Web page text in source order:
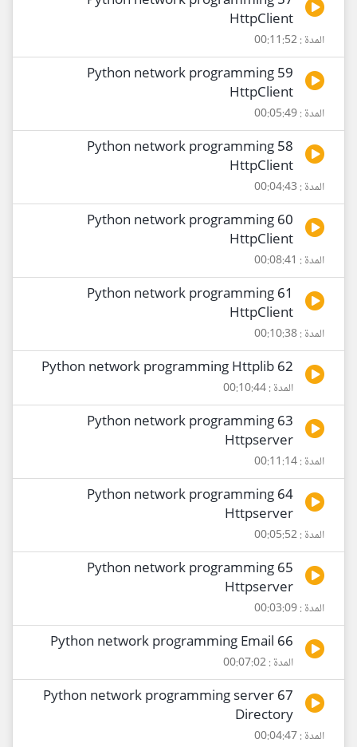
HttpClient
المدة : 00:11:52
59 Python network programming
HttpClient
المدة : 00:05:49
58 Python network programming
HttpClient
المدة : 00:04:43
60 Python network programming
HttpClient
المدة : 00:08:41
61 Python network programming
HttpClient
المدة : 00:10:38
62 Python network programming Httplib
المدة : 00:10:44
63 Python network programming
Httpserver
المدة : 00:11:14
64 Python network programming
Httpserver
المدة : 00:05:52
65 Python network programming
Httpserver
المدة : 00:03:09
66 Python network programming Email
المدة : 00:07:02
67 Python network programming server
Directory
المدة : 00:04:47